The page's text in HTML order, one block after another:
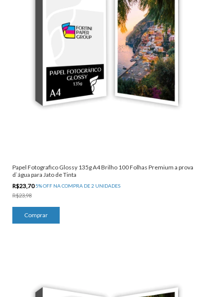
Papel Fotografico Glossy 135g A4 Brilho 100 Folhas Premium a prova
d`água para Jato de Tinta
R$23,705% OFF NA COMPRA DE 2 UNIDADES
R$23,98